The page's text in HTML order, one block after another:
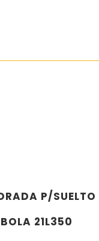
P/SUELTO
21L350